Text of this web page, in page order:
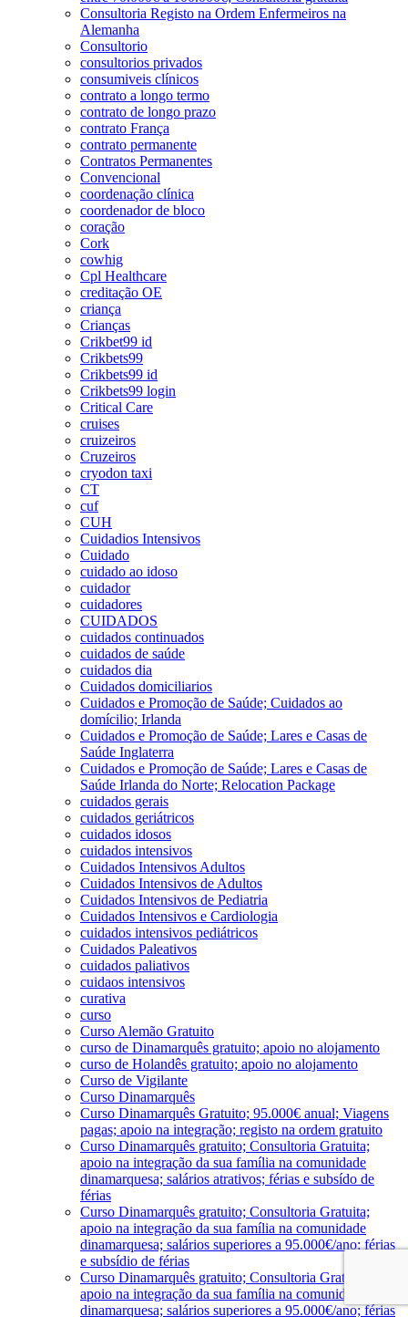
Consultoria Registo na Ordem Enfermeiros na
Alemanha
Consultorio
consultorios privados
consumiveis clínicos
contrato a longo termo
contrato de longo prazo
contrato França
contrato permanente
Contratos Permanentes
Convencional
coordenação clínica
coordenador de bloco
coração
Cork
cowhig
Cpl Healthcare
creditação OE
criança
Crianças
Crikbet99 id
Crikbets99
Crikbets99 id
Crikbets99 login
Critical Care
cruises
cruizeiros
Cruzeiros
cryodon taxi
CT
cuf
CUH
Cuidadios Intensivos
Cuidado
cuidado ao idoso
cuidador
cuidadores
CUIDADOS
cuidados continuados
cuidados de saúde
cuidados dia
Cuidados domiciliarios
Cuidados e Promoção de Saúde; Cuidados ao
domícilio; Irlanda
Cuidados e Promoção de Saúde; Lares e Casas de
Saúde Inglaterra
Cuidados e Promoção de Saúde; Lares e Casas de
Saúde Irlanda do Norte; Relocation Package
cuidados gerais
cuidados geriátricos
cuidados idosos
cuidados intensivos
Cuidados Intensivos Adultos
Cuidados Intensivos de Adultos
Cuidados Intensivos de Pediatria
Cuidados Intensivos e Cardiologia
cuidados intensivos pediátricos
Cuidados Paleativos
cuidados paliativos
cuidaos intensivos
curativa
curso
Curso Alemão Gratuito
curso de Dinamarquês gratuito; apoio no alojamento
curso de Holandês gratuito; apoio no alojamento
Curso de Vigilante
Curso Dinamarquês
Curso Dinamarquês Gratuito; 95.000€ anual; Viagens
pagas; apoio na integração; registo na ordem gratuito
Curso Dinamarquês gratuito; Consultoria Gratuita;
apoio na integração da sua família na comunidade
dinamarquesa; salários atrativos; férias e subsído de
férias
Curso Dinamarquês gratuito; Consultoria Gratuita;
apoio na integração da sua família na comunidade
dinamarquesa; salários superiores a 95.000€/ano; férias
e subsídio de férias
Curso Dinamarquês gratuito; Consultoria Gratuita;
apoio na integração da sua família na comunidade
dinamarquesa; salários superiores a 95.000€/ano; férias